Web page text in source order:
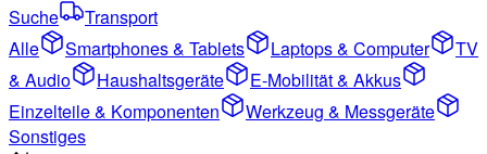
Suche
Transport
Alle
Smartphones & Tablets Laptops & Computer
TV
& Audio
Haushaltsgeräte
E-Mobilität & Akkus
Einzelteile & Komponenten
Werkzeug & Messgeräte
Sonstiges